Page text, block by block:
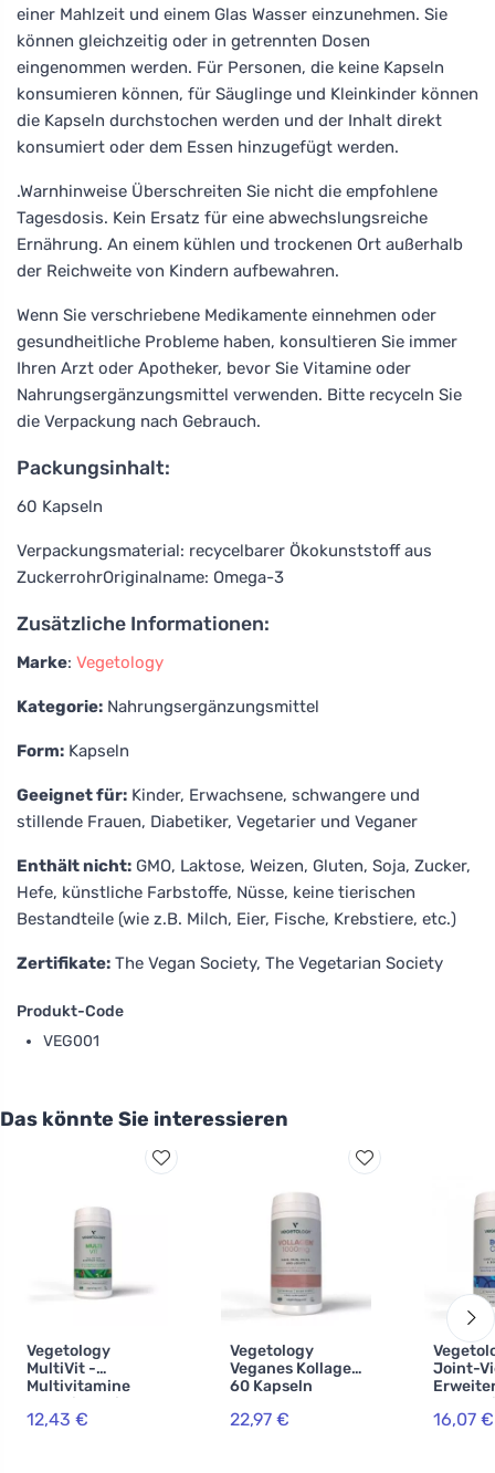
einer Mahlzeit und einem Glas Wasser einzunehmen. Sie
können gleichzeitig oder in getrennten Dosen
eingenommen werden. Für Personen, die keine Kapseln
konsumieren können, für Säuglinge und Kleinkinder können
die Kapseln durchstochen werden und der Inhalt direkt
konsumiert oder dem Essen hinzugefügt werden.
.Warnhinweise Überschreiten Sie nicht die empfohlene
Tagesdosis. Kein Ersatz für eine abwechslungsreiche
Ernährung. An einem kühlen und trockenen Ort außerhalb
der Reichweite von Kindern aufbewahren.
Wenn Sie verschriebene Medikamente einnehmen oder
gesundheitliche Probleme haben, konsultieren Sie immer
Ihren Arzt oder Apotheker, bevor Sie Vitamine oder
Nahrungsergänzungsmittel verwenden. Bitte recyceln Sie
die Verpackung nach Gebrauch.
Packungsinhalt:
60 Kapseln
Verpackungsmaterial: recycelbarer Ökokunststoff aus
ZuckerrohrOriginalname: Omega-3
Zusätzliche Informationen:
Marke: Vegetology
Kategorie: Nahrungsergänzungsmittel
Form: Kapseln
Geeignet für: Kinder, Erwachsene, schwangere und
stillende Frauen, Diabetiker, Vegetarier und Veganer
Enthält nicht: GMO, Laktose, Weizen, Gluten, Soja, Zucker,
Hefe, künstliche Farbstoffe, Nüsse, keine tierischen
Bestandteile (wie z.B. Milch, Eier, Fische, Krebstiere, etc.)
Zertifikate: The Vegan Society, The Vegetarian Society
Produkt-Code
VEG001
Das könnte Sie interessieren
Vegetology
MultiVit -
Multivitamine
und Mineralien
für Veganer, 60
12,43 €
Vegetology
Veganes Kollagen
60 Kapseln
22,97 €
Joint-
16,07 €